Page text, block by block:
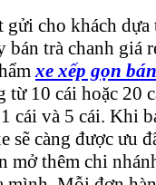
cho khách dựa
bán trà chanh giá
xe xếp gọn
10 cái hoặc 20
cái và 5 cái. Khi
sẽ càng được ưu
mở thêm chi